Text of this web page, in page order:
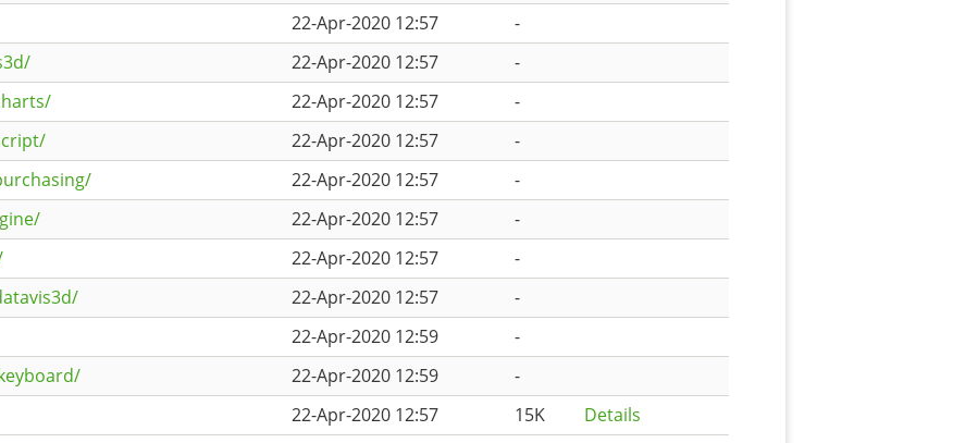
22-Apr-2020 12:57
-
22-Apr-2020 12:57
-
22-Apr-2020 12:57
-
22-Apr-2020 12:57
-
22-Apr-2020 12:57
-
22-Apr-2020 12:57
-
22-Apr-2020 12:57
-
22-Apr-2020 12:57
-
22-Apr-2020 12:59
-
22-Apr-2020 12:59
-
22-Apr-2020 12:57 15K Details